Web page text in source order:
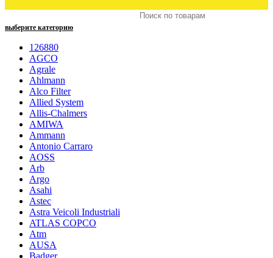
выберите категорию
126880
AGCO
Agrale
Ahlmann
Alco Filter
Allied System
Allis-Chalmers
AMIWA
Ammann
Antonio Carraro
AOSS
Arb
Argo
Asahi
Astec
Astra Veicoli Industriali
ATLAS COPCO
Atm
AUSA
Badger